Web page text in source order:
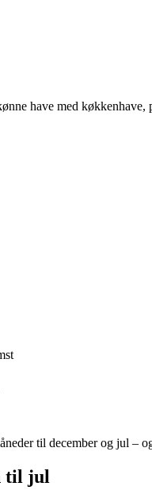
have med køkkenhave,
til december og jul –
til jul